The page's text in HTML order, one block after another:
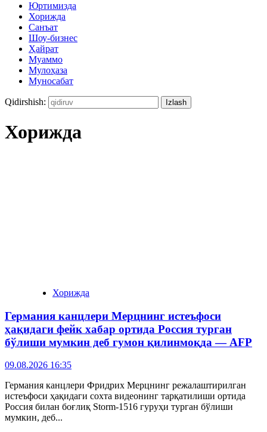
Юртимизда
Хорижда
Санъат
Шоу-бизнес
Ҳайрат
Муаммо
Мулоҳаза
Муносабат
Qidirshish:
Хорижда
Хорижда
Германия канцлери Мерцнинг истеъфоси
ҳақидаги фейк хабар ортида Россия турган
бўлиши мумкин деб гумон қилинмоқда — AFP
09.08.2026 16:35
​Германия канцлери Фридрих Мерцнинг режалаштирилган
истеъфоси ҳақидаги сохта видеонинг тарқатилиши ортида
Россия билан боғлиқ Storm-1516 гуруҳи турган бўлиши
мумкин, деб...